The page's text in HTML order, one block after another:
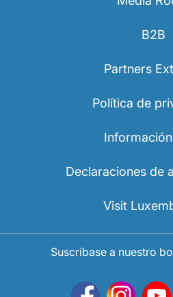
B2B
Partners
Política de
Declaraciones de
Visit
Suscríbase a nuestro